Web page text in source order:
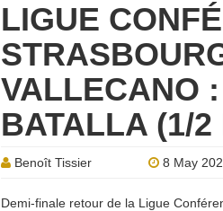
LIGUE
VALLECANO
BATALLA (1/
Benoît Tissier 8 May
Demi-finale retour de la Ligue